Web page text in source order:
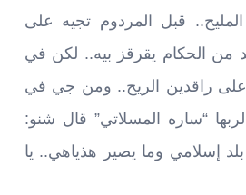
قبل المردوم تجيه على
من الحكام يقرقز بيه.. لكن في
جايه على راقدين الريح.. ومن جي في
لربها “ساره المسلاتي” قال شنو:
إسلامي وما يصير هذياهي.. يا